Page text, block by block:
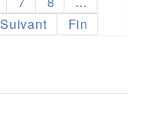
Suivant Fin